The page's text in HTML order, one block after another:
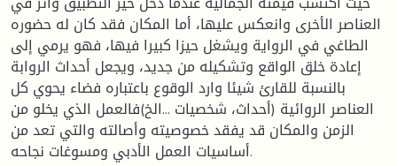
العناصر الأخرى وانعكس عليها، أما المكان فقد كان له حضوره
الطاغي في الرواية ويشغل حيزا كبيرا فيها، فهو يرمي إلى
إعادة خلق الواقع وتشكيله من جديد، ويجعل أحداث الروابة
بالنسبة للقارئ شيئا وارد الوقوع باعتباره فضاء يحوي كل
العناصر الروائية (أحداث، شخصيات ...الخ)فالعمل الذي يخلو من
الزمن والمكان قد يفقد خصوصيته وأصالته والتي تعد من
أساسيات العمل الأدبي ومسوغات نجاحه.